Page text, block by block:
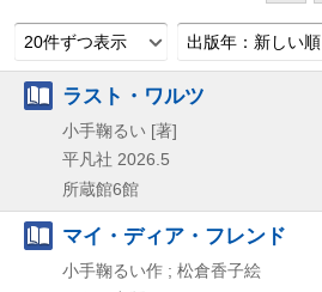
20件ずつ表示 出版年：新しい順
ラスト・ワルツ
小手鞠るい [著]
平凡社 2026.5
所蔵館6館
マイ・ディア・フレンド
小手鞠るい作 ; 松倉香子絵